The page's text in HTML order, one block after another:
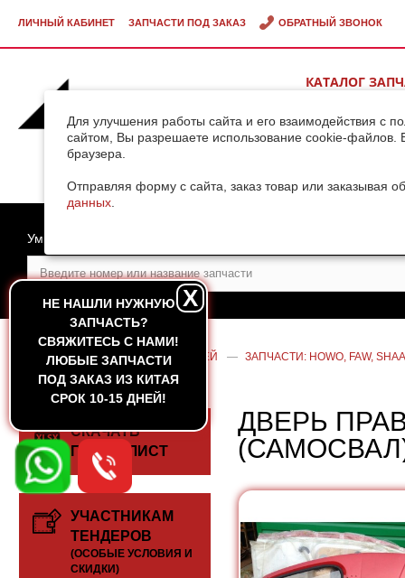
Для улучшения работы сайта и его взаимодействия с
сайтом, Вы разрешаете использование cookie-файлов.
браузера.
Отправляя форму с сайта, заказ товар или заказывая
данных
ЛИЧНЫЙ КАБИНЕТ ЗАПЧАСТИ ПОД ЗАКАЗ ОБРАТНЫЙ ЗВОНОК
КАТАЛОГ
НЕ НАШЛИ НУЖНУЮ
ЗАПЧАСТЬ?
CВЯЖИТЕСЬ С НАМИ!
ЛЮБЫЕ ЗАПЧАСТИ
ПОД ЗАКАЗ ИЗ КИТАЯ
СРОК 10-15 ДНЕЙ!
X
Умный поиск
ГЛАВНАЯ — КАТАЛОГ ЗАПЧАСТЕЙ — ЗАПЧАСТИ: HOWO, FAW,
(САМОСВАЛ) HOWO A7
СКАЧАТЬ
ПРАЙС-ЛИСТ
УЧАСТНИКАМ
ТЕНДЕРОВ
(ОСОБЫЕ УСЛОВИЯ И
СКИДКИ)
ДВЕРЬ
(САМОСВАЛ)